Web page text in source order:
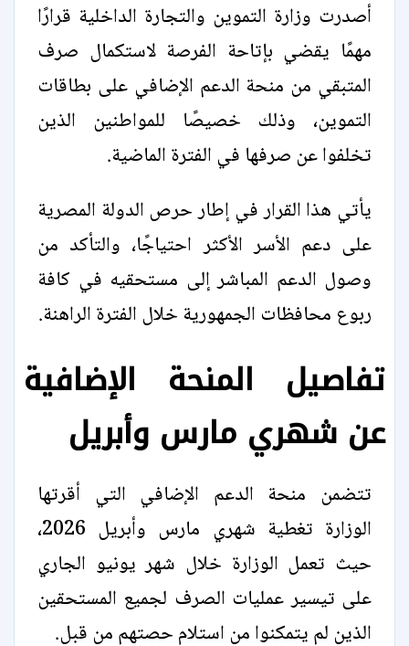
أصدرت وزارة التموين والتجارة الداخلية قرارًا
مهمًا يقضي بإتاحة الفرصة لاستكمال صرف
المتبقي من منحة الدعم الإضافي على بطاقات
التموين، وذلك خصيصًا للمواطنين الذين
تخلفوا عن صرفها في الفترة الماضية.
يأتي هذا القرار في إطار حرص الدولة المصرية
على دعم الأسر الأكثر احتياجًا، والتأكد من
وصول الدعم المباشر إلى مستحقيه في كافة
ربوع محافظات الجمهورية خلال الفترة الراهنة.
تفاصيل المنحة الإضافية
عن شهري مارس وأبريل
تتضمن منحة الدعم الإضافي التي أقرتها
الوزارة تغطية شهري مارس وأبريل 2026،
حيث تعمل الوزارة خلال شهر يونيو الجاري
على تيسير عمليات الصرف لجميع المستحقين
الذين لم يتمكنوا من استلام حصتهم من قبل.